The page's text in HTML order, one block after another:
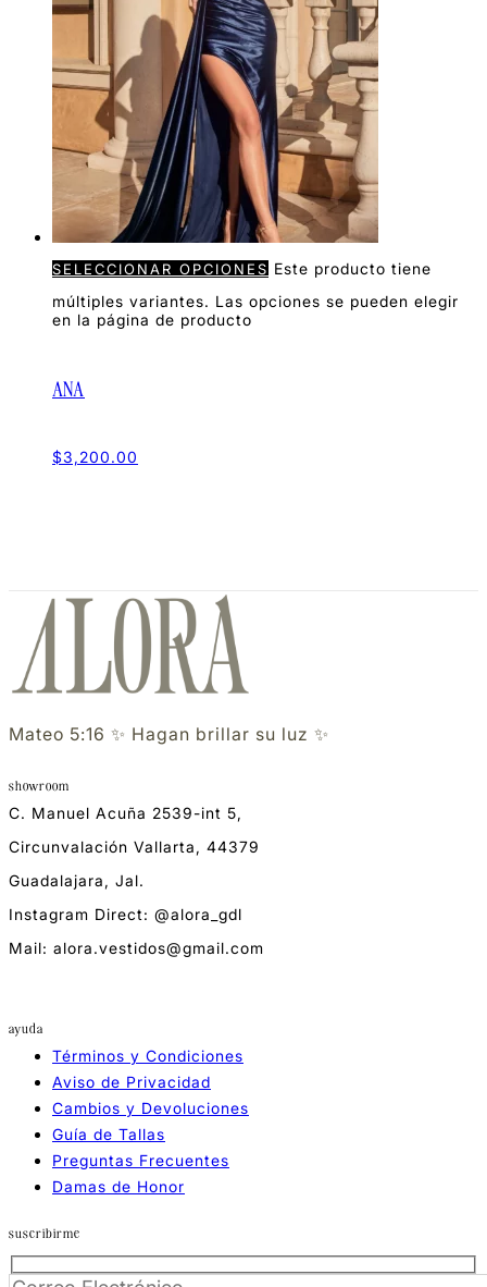
SELECCIONAR OPCIONES Este producto tiene
múltiples variantes. Las opciones se pueden elegir
en la página de producto
ANA
$3,200.00
Mateo 5:16 ✨ Hagan brillar su luz ✨
showroom
C. Manuel Acuña 2539-int 5,
Circunvalación Vallarta, 44379
Guadalajara, Jal.
Instagram Direct: @alora_gdl
Mail: alora.vestidos@gmail.com
ayuda
Términos y Condiciones
Aviso de Privacidad
Cambios y Devoluciones
Guía de Tallas
Preguntas Frecuentes
Damas de Honor
suscribirme